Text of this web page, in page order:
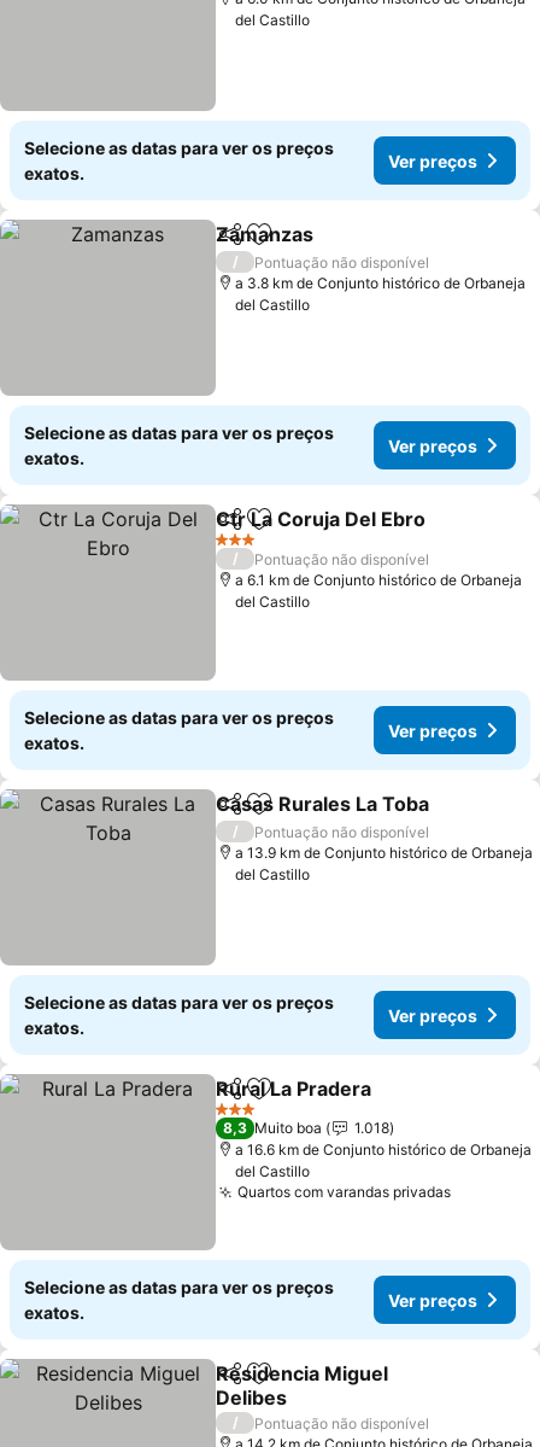
del Castillo
Selecione as datas para ver os preços
exatos.
Ver preços
PartilharAdicionar aos favoritos
Zamanzas
/
Pontuação não disponível
a 3.8 km de Conjunto histórico de Orbaneja
del Castillo
Selecione as datas para ver os preços
exatos.
Ver preços
PartilharAdicionar aos favoritos
Ctr La Coruja Del Ebro
3 Estrelas
/
Pontuação não disponível
a 6.1 km de Conjunto histórico de Orbaneja
del Castillo
Selecione as datas para ver os preços
exatos.
Ver preços
PartilharAdicionar aos favoritos
Casas Rurales La Toba
/
Pontuação não disponível
a 13.9 km de Conjunto histórico de Orbaneja
del Castillo
Selecione as datas para ver os preços
exatos.
Ver preços
PartilharAdicionar aos favoritos
Rural La Pradera
3 Estrelas
8,3 Muito boa
1.018
a 16.6 km de Conjunto histórico de Orbaneja
del Castillo
Quartos com varandas privadas
Selecione as datas para ver os preços
exatos.
Ver preços
PartilharAdicionar aos favoritos
Residencia Miguel
Delibes
/
Pontuação não disponível